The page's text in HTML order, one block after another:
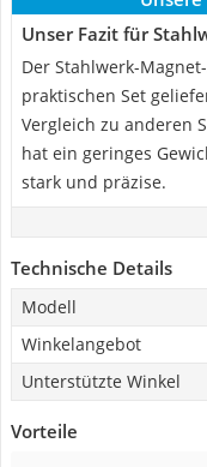
Unser Fazit für
Der Stahlwerk-
praktischen Set
Vergleich zu anderen
hat ein geringes
stark und präzise.
Technische Details
Modell
Winkelangebot
Unterstützte Winkel
Vorteile